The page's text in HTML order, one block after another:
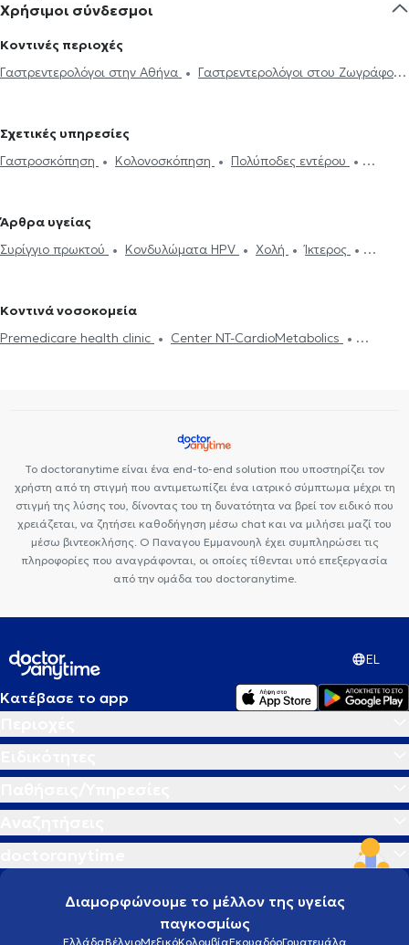
Χρήσιμοι σύνδεσμοι
Κοντινές περιοχές
Γαστρεντερολόγοι στην Αθήνα
Γαστρεντερολόγοι στου Ζωγράφου
Γαστρεντερολόγοι στο Κολωνάκι
Καισαριανή
Γαστρεντερολόγοι στο Παγκράτι
Γαστρεντερολόγοι
στα Πατήσια
Γαστρεντερολόγοι στα Άνω Πατήσια
Γαστρεντερολόγοι στα
στο Χαλάνδρι
Γαστρεντερολόγοι στο Μαρούσι
Σχετικές υπηρεσίες
Γαστροσκόπηση
Κολονοσκόπηση
Πολύποδες εντέρου
στομάχου
Έλκος στομάχου
Ορθοσιγμοειδοσκόπηση
Ελκώδης κολίτιδα
Γαστρεντερίτιδα
Σπαστική κολίτιδα
Άρθρα υγείας
Συρίγγιο πρωκτού
Κονδυλώματα HPV Χολή
Ίκτερος
Κοντινά νοσοκομεία
Premedicare health clinic
Center NT-CardioMetabolics
Το doctoranytime είναι ένα end-to-end solution που υποστηρίζει τον
χρήστη από τη στιγμή που αντιμετωπίζει ένα ιατρικό σύμπτωμα μέχρι τη
στιγμή της λύσης του, δίνοντας του τη δυνατότητα να βρεί τον ειδικό που
χρειάζεται, να ζητήσει καθοδήγηση μέσω chat και να μιλήσει μαζί του
μέσω βιντεοκλήσης. Ο Παναγου Εμμανουηλ έχει συμπληρώσει τις
πληροφορίες που αναγράφονται, οι οποίες τίθενται υπό επεξεργασία
από την ομάδα του doctoranytime.
EL
Κατέβασε το app
Διαμορφώνουμε το μέλλον της υγείας
παγκοσμίως
ΕλλάδαΒέλγιοΜεξικόΚολομβίαΕκουαδόρΓουατεμάλα